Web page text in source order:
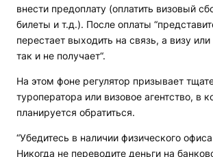
внести предоплату (оплатить визовый
билеты и т.д.). После оплаты
перестает выходить на связь, а визу
так и не получает“.
На этом фоне регулятор призывает
туроператора или визовое агентство, в
планируется обратиться.
“Убедитесь в наличии физического
Никогда не переводите деньги на